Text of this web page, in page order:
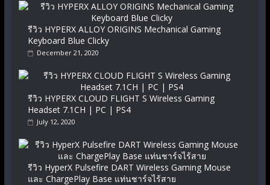
รีวิว HYPERX ALLOY ORIGINS Mechanical Gaming
Keyboard Blue Clicky
December 21, 2020
รีวิว HYPERX CLOUD FLIGHT S Wireless Gaming
Headset 7.1CH | PC | PS4
July 12, 2020
รีวิว HyperX Pulsefire DART Wireless Gaming Mouse
และ ChargePlay Base แท่นชาร์จไร้สาย